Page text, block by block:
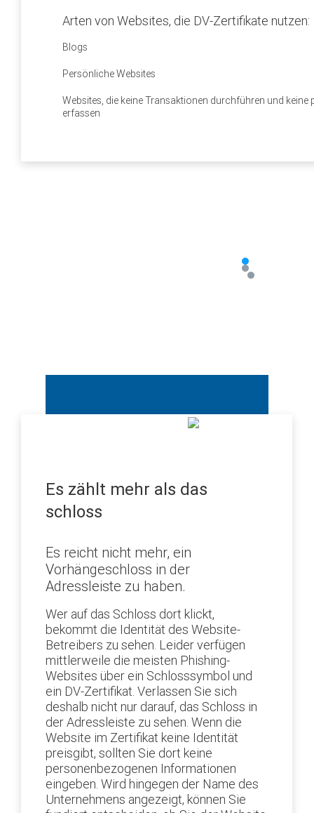
Arten von Websites, die DV-Zertifikate nutzen:
Blogs
Persönliche Websites
Websites, die keine Transaktionen durchführen und keine
erfassen
Es zählt mehr als das
schloss
Es reicht nicht mehr, ein
Vorhängeschloss in der
Adressleiste zu haben.
Wer auf das Schloss dort klickt,
bekommt die Identität des Website-
Betreibers zu sehen. Leider verfügen
mittlerweile die meisten Phishing-
Websites über ein Schlosssymbol und
ein DV-Zertifikat. Verlassen Sie sich
deshalb nicht nur darauf, das Schloss in
der Adressleiste zu sehen. Wenn die
Website im Zertifikat keine Identität
preisgibt, sollten Sie dort keine
personenbezogenen Informationen
eingeben. Wird hingegen der Name des
Unternehmens angezeigt, können Sie